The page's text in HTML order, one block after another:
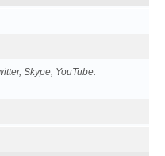
Skype, YouTube